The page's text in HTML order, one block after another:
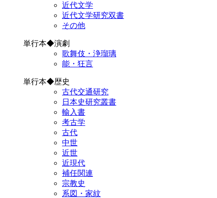
近代文学
近代文学研究双書
その他
単行本◆演劇
歌舞伎・浄瑠璃
能・狂言
単行本◆歴史
古代交通研究
日本史研究叢書
輸入書
考古学
古代
中世
近世
近現代
補任関連
宗教史
系図・家紋